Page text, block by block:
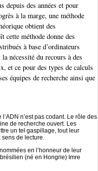
depuis des années et pour
à la marge, une méthode
obtient des
cette méthode donne des
à base d’ordinateurs
nécessité du recours à des
et ce pour des types de calculs
équipes de recherche ainsi que
n’est pas codant. Le rôle des
de recherche ouvert. Les
un tel gaspillage, tout leur
sens de lecture.
en l’honneur de leur
(né en Hongrie) Imre